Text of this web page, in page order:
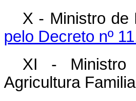
X - Ministro de
pelo Decreto nº
XI - Ministro
Agricultura